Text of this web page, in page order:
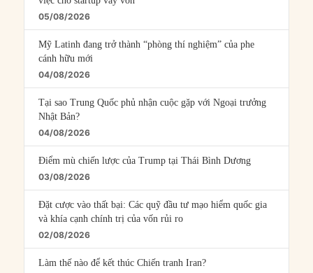
05/08/2026
Mỹ Latinh đang trở thành “phòng thí nghiệm” của phe
cánh hữu mới
04/08/2026
Tại sao Trung Quốc phủ nhận cuộc gặp với Ngoại trưởng
Nhật Bản?
04/08/2026
Điểm mù chiến lược của Trump tại Thái Bình Dương
03/08/2026
Đặt cược vào thất bại: Các quỹ đầu tư mạo hiểm quốc gia
và khía cạnh chính trị của vốn rủi ro
02/08/2026
Làm thế nào để kết thúc Chiến tranh Iran?